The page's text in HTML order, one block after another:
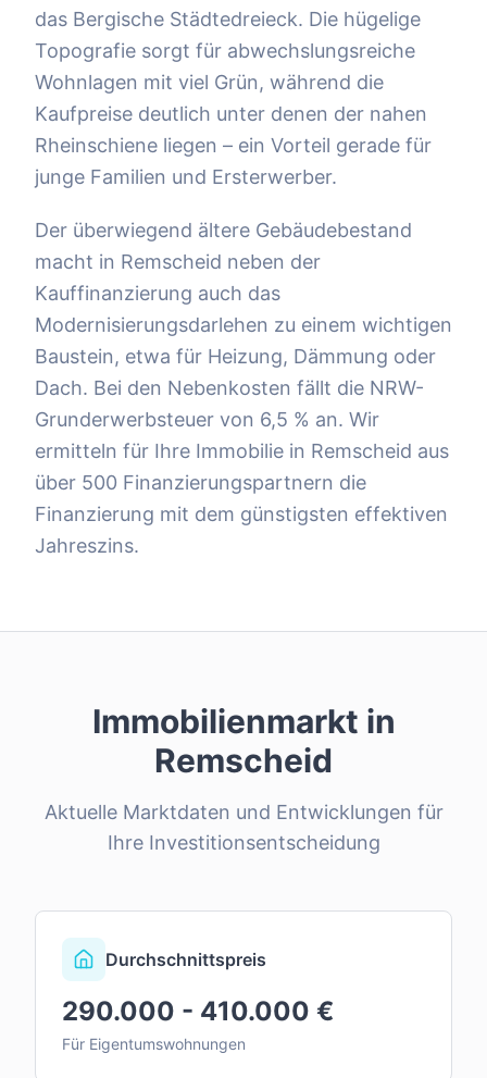
das Bergische Städtedreieck. Die hügelige
Topografie sorgt für abwechslungsreiche
Wohnlagen mit viel Grün, während die
Kaufpreise deutlich unter denen der nahen
Rheinschiene liegen – ein Vorteil gerade für
junge Familien und Ersterwerber.
Der überwiegend ältere Gebäudebestand
macht in Remscheid neben der
Kauffinanzierung auch das
Modernisierungsdarlehen zu einem wichtigen
Baustein, etwa für Heizung, Dämmung oder
Dach. Bei den Nebenkosten fällt die NRW-
Grunderwerbsteuer von 6,5 % an. Wir
ermitteln für Ihre Immobilie in Remscheid aus
über 500 Finanzierungspartnern die
Finanzierung mit dem günstigsten effektiven
Jahreszins.
Immobilienmarkt in
Remscheid
Aktuelle Marktdaten und Entwicklungen für
Ihre Investitionsentscheidung
Durchschnittspreis
290.000 - 410.000 €
Für Eigentumswohnungen